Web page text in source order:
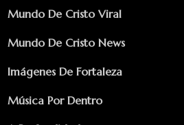
Mundo De Cristo Viral
Mundo De Cristo News
Imágenes De Fortaleza
Música Por Dentro